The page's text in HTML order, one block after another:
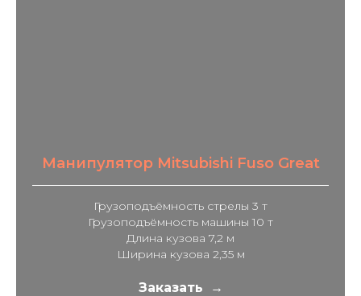
Манипулятор Mitsubishi Fuso Great
Грузоподъёмность стрелы 3 т
Грузоподъёмность машины 10 т
Длина кузова 7,2 м
Ширина кузова 2,35 м
Заказать